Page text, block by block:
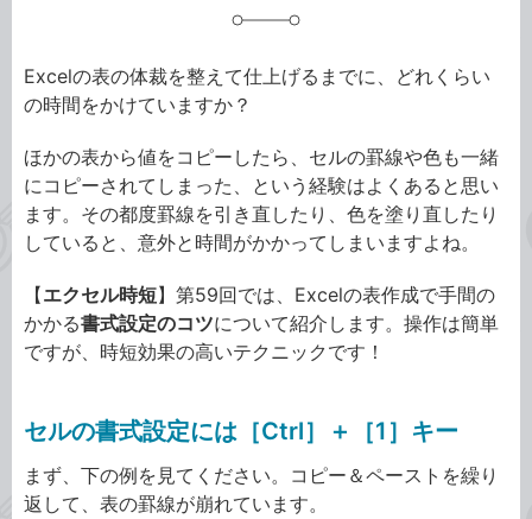
Excelの表の体裁を整えて仕上げるまでに、どれくらい
の時間をかけていますか？
ほかの表から値をコピーしたら、セルの罫線や色も一緒
にコピーされてしまった、という経験はよくあると思い
ます。その都度罫線を引き直したり、色を塗り直したり
していると、意外と時間がかかってしまいますよね。
【エクセル時短】第59回では、Excelの表作成で手間の
かかる書式設定のコツについて紹介します。操作は簡単
ですが、時短効果の高いテクニックです！
セルの書式設定には［Ctrl］＋［1］キー
まず、下の例を見てください。コピー＆ペーストを繰り
返して、表の罫線が崩れています。